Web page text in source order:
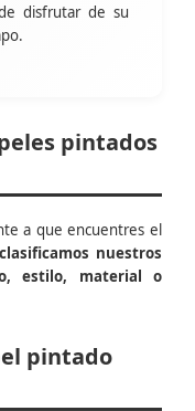
disfrutar de su
pintados
a que encuentres el
clasificamos nuestros
estilo, material o
pintado